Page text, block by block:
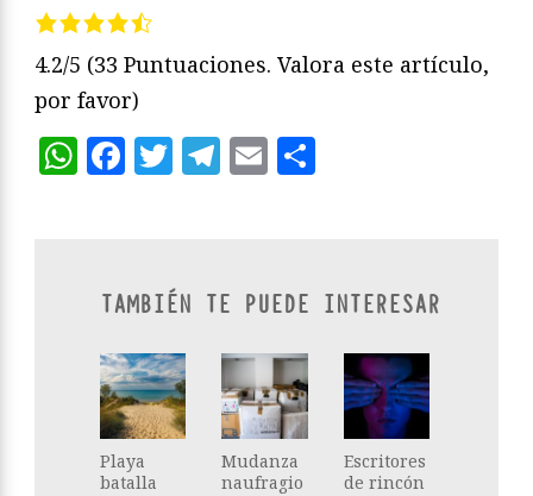
4.2/5 (33 Puntuaciones. Valora este artículo,
por favor)
WhatsApp
Facebook
Twitter
Telegram
Email
TAMBIÉN TE PUEDE INTERESAR
Playa
batalla
Mudanza
naufragio
Escritores
de rincón